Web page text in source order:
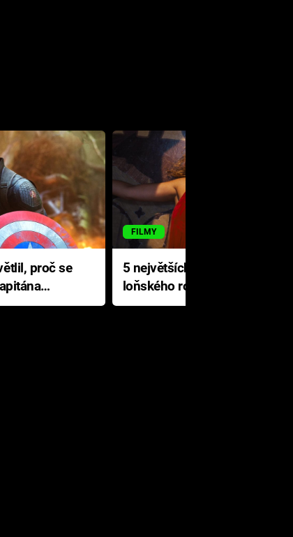
proč se
FILMY
5 největších propadáků
loňského roku: Disney na
jediné katastrofě prodělal 200